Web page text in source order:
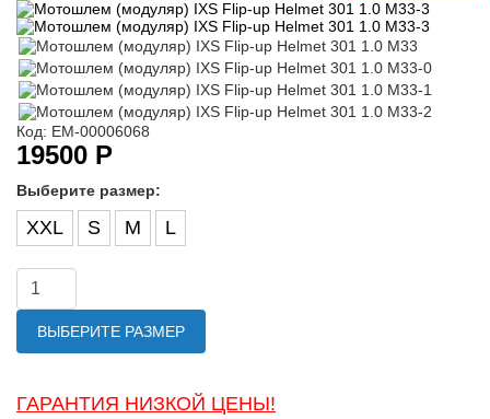
Код: ЕМ-00006068
19500 Р
Выберите размер:
XXL S M L
ВЫБЕРИТЕ РАЗМЕР
ГАРАНТИЯ НИЗКОЙ ЦЕНЫ!